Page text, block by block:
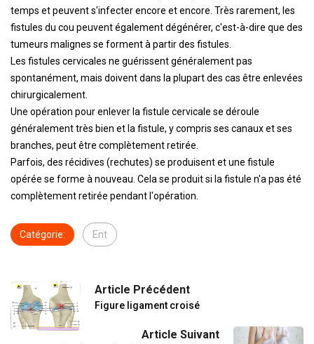
temps et peuvent s'infecter encore et encore. Très rarement, les
fistules du cou peuvent également dégénérer, c'est-à-dire que des
tumeurs malignes se forment à partir des fistules.
Les fistules cervicales ne guérissent généralement pas
spontanément, mais doivent dans la plupart des cas être enlevées
chirurgicalement.
Une opération pour enlever la fistule cervicale se déroule
généralement très bien et la fistule, y compris ses canaux et ses
branches, peut être complètement retirée.
Parfois, des récidives (rechutes) se produisent et une fistule
opérée se forme à nouveau. Cela se produit si la fistule n'a pas été
complètement retirée pendant l'opération.
Catégorie: Ent
Article Précédent
Figure ligament croisé
Article Suivant